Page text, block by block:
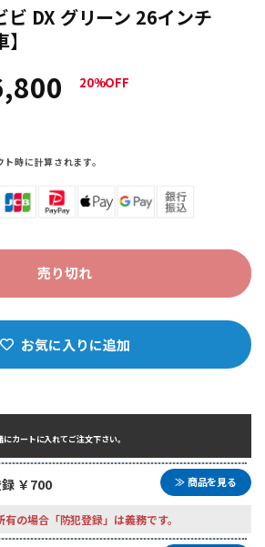
ビ DX グリーン 26インチ
20%OFF
時に計算されます。
売り切れ
お気に入りに追加
カートに入れてご注文下さい。
￥700 ≫ 商品を見る
の場合「防犯登録」は義務です。